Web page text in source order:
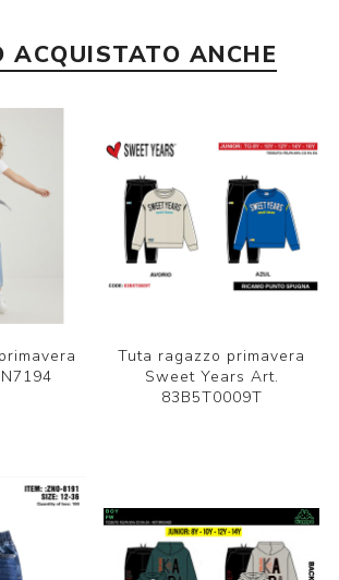
ACQUISTATO ANCHE
Tuta ragazzo primavera
Sweet Years Art.
83B5T0009T